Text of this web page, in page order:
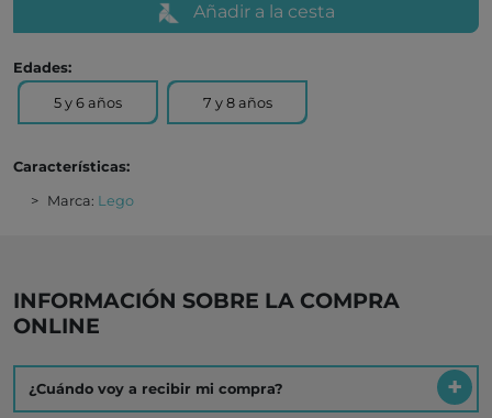
Añadir a la cesta
Edades:
5 y 6 años 7 y 8 años
Características:
Marca: Lego
INFORMACIÓN SOBRE LA COMPRA
ONLINE
¿Cuándo voy a recibir mi compra?